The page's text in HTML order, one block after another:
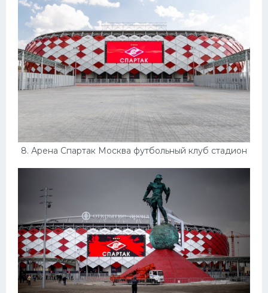
8. Арена Спартак Москва футбольный клуб стадион